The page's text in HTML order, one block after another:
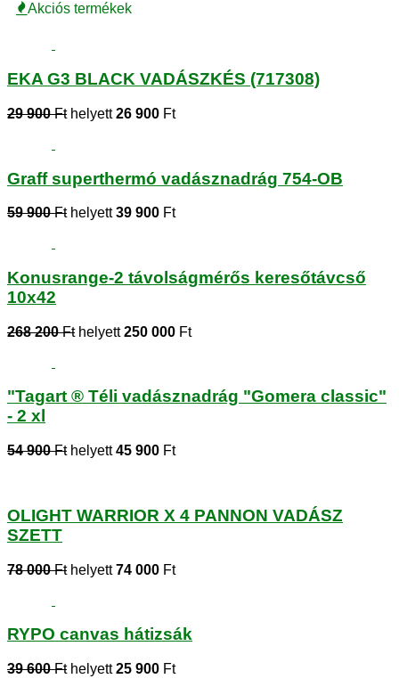
Akciós termékek
EKA G3 BLACK VADÁSZKÉS (717308)
29 900 Fthelyett26 900 Ft
Graff superthermó vadásznadrág 754-OB
59 900 Fthelyett39 900 Ft
Konusrange-2 távolságmérős keresőtávcső
10x42
268 200 Fthelyett250 000 Ft
"Tagart ® Téli vadásznadrág "Gomera classic"
- 2 xl
54 900 Fthelyett45 900 Ft
OLIGHT WARRIOR X 4 PANNON VADÁSZ
SZETT
78 000 Fthelyett74 000 Ft
RYPO canvas hátizsák
39 600 Fthelyett25 900 Ft